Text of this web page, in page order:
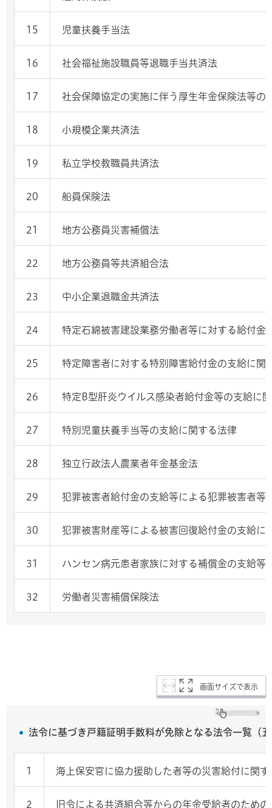
15 児童扶養手当法
16 社会福祉施設職員等退職手当共済法
17 社会保障協定の実施に伴う厚生年金保険法等の
18 小規模企業共済法
19 私立学校教職員共済法
20 船員保険法
21 地方公務員災害補償法
22 地方公務員等共済組合法
23 中小企業退職金共済法
24 特定石綿被害建設業務労働者等に対する給付金
25 特定障害者に対する特別障害給付金の支給に関
26 特定B型肝炎ウイルス感染者給付金等の支給に
27 特別児童扶養手当等の支給に関する法律
28 独立行政法人農業者年金基金法
29 犯罪被害者給付金の支給等による犯罪被害者等
30 犯罪被害財産等による被害回復給付金の支給に
31 ハンセン病元患者家族に対する補償金の支給等
32 労働者災害補償保険法
画面サイズで表示
法令に基づき戸籍証明手数料が免除となる法令一覧（
1 海上保安官に協力援助した者等の災害給付に関す
2 旧令による共済組合等からの年金受給者のため